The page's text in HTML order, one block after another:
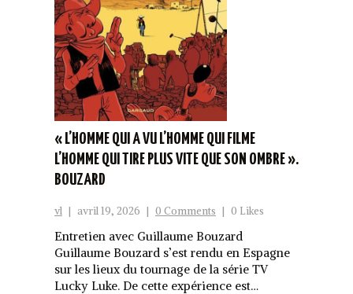
« L’HOMME QUI A VU L’HOMME QUI FILME
L’HOMME QUI TIRE PLUS VITE QUE SON OMBRE ».
BOUZARD
vl | avril 19, 2026 | 0 Comments | 0 Likes
Entretien avec Guillaume Bouzard
Guillaume Bouzard s’est rendu en Espagne
sur les lieux du tournage de la série TV
Lucky Luke. De cette expérience est…